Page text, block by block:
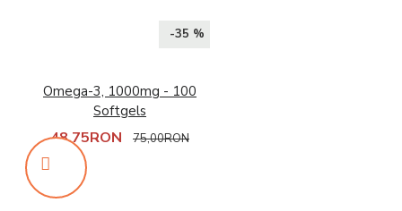
-35 %
Omega-3, 1000mg - 100
Softgels
48,75RON 75,00RON